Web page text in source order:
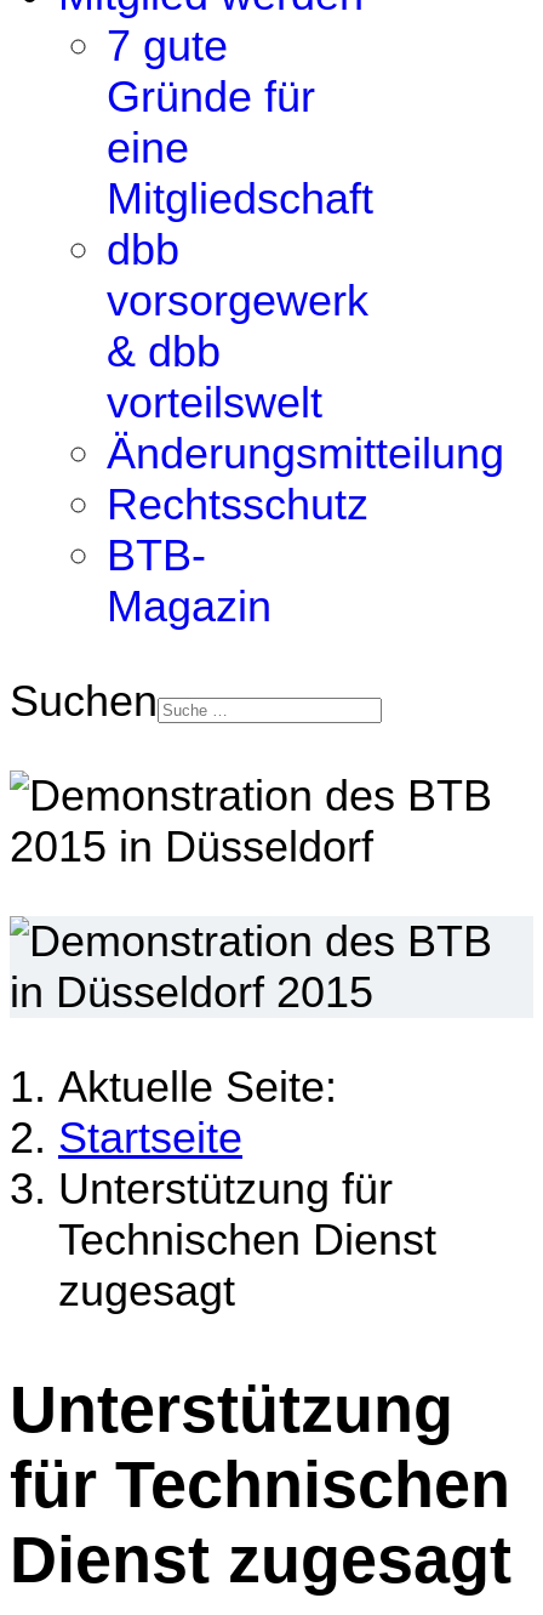
7 gute
Gründe für
eine
Mitgliedschaft
dbb
vorsorgewerk
& dbb
vorteilswelt
Änderungsmitteilung
Rechtsschutz
BTB-
Magazin
Suchen
Aktuelle Seite:
Startseite
Unterstützung für
Technischen Dienst
zugesagt
Unterstützung
für Technischen
Dienst zugesagt